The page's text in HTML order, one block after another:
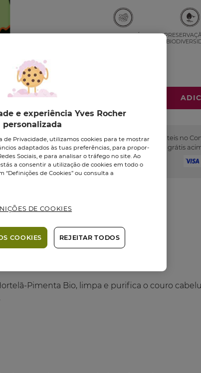
mesma
página.
ECO-RESPONSÁVEL
Entrega em 1-2 dias úteis no
úteis nas Ilhas. Portes grátis
Pagamento Seguro
Suave!
Pimenta Bio, limpa e purifica o couro
e experiência Yves Rocher
personalizada
de Privacidade, utilizamos cookies para te mostrar
adaptados às tuas preferências, para propor-
Sociais, e para analisar o tráfego no site. Ao
a consentir a utilização de cookies em todo o
“Definições de Cookies” ou consulta a
DE COOKIES
REJEITAR TODOS
COOKIES